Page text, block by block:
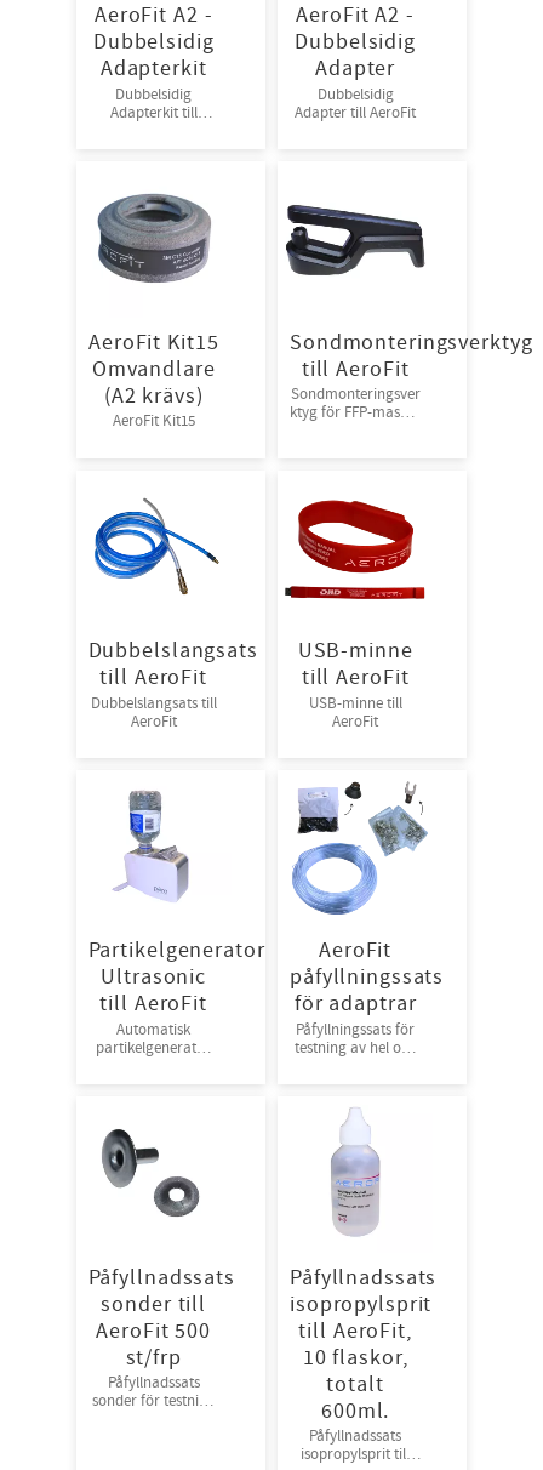
AeroFit A2 -
Dubbelsidig
Adapterkit
Dubbelsidig
Adapterkit till
AeroFit A2 -
Dubbelsidig
Adapter
Dubbelsidig
Adapter till AeroFit
AeroFit Kit15
Omvandlare
(A2 krävs)
AeroFit Kit15
Sondmonteringsverktyg
till AeroFit
Sondmonteringsver
ktyg för FFP-masker
Dubbelslangsats
till AeroFit
Dubbelslangsats till
AeroFit
USB-minne
till AeroFit
USB-minne till
AeroFit
Partikelgenerator
Ultrasonic
till AeroFit
Automatisk
partikelgenerator
AeroFit
påfyllningssats
för adaptrar
Påfyllningssats för
testning av hel och
Påfyllnadssats
sonder till
AeroFit 500
st/frp
Påfyllnadssats
sonder för testning
Påfyllnadssats
isopropylsprit
till AeroFit,
10 flaskor,
totalt
600ml.
Påfyllnadssats
isopropylsprit till